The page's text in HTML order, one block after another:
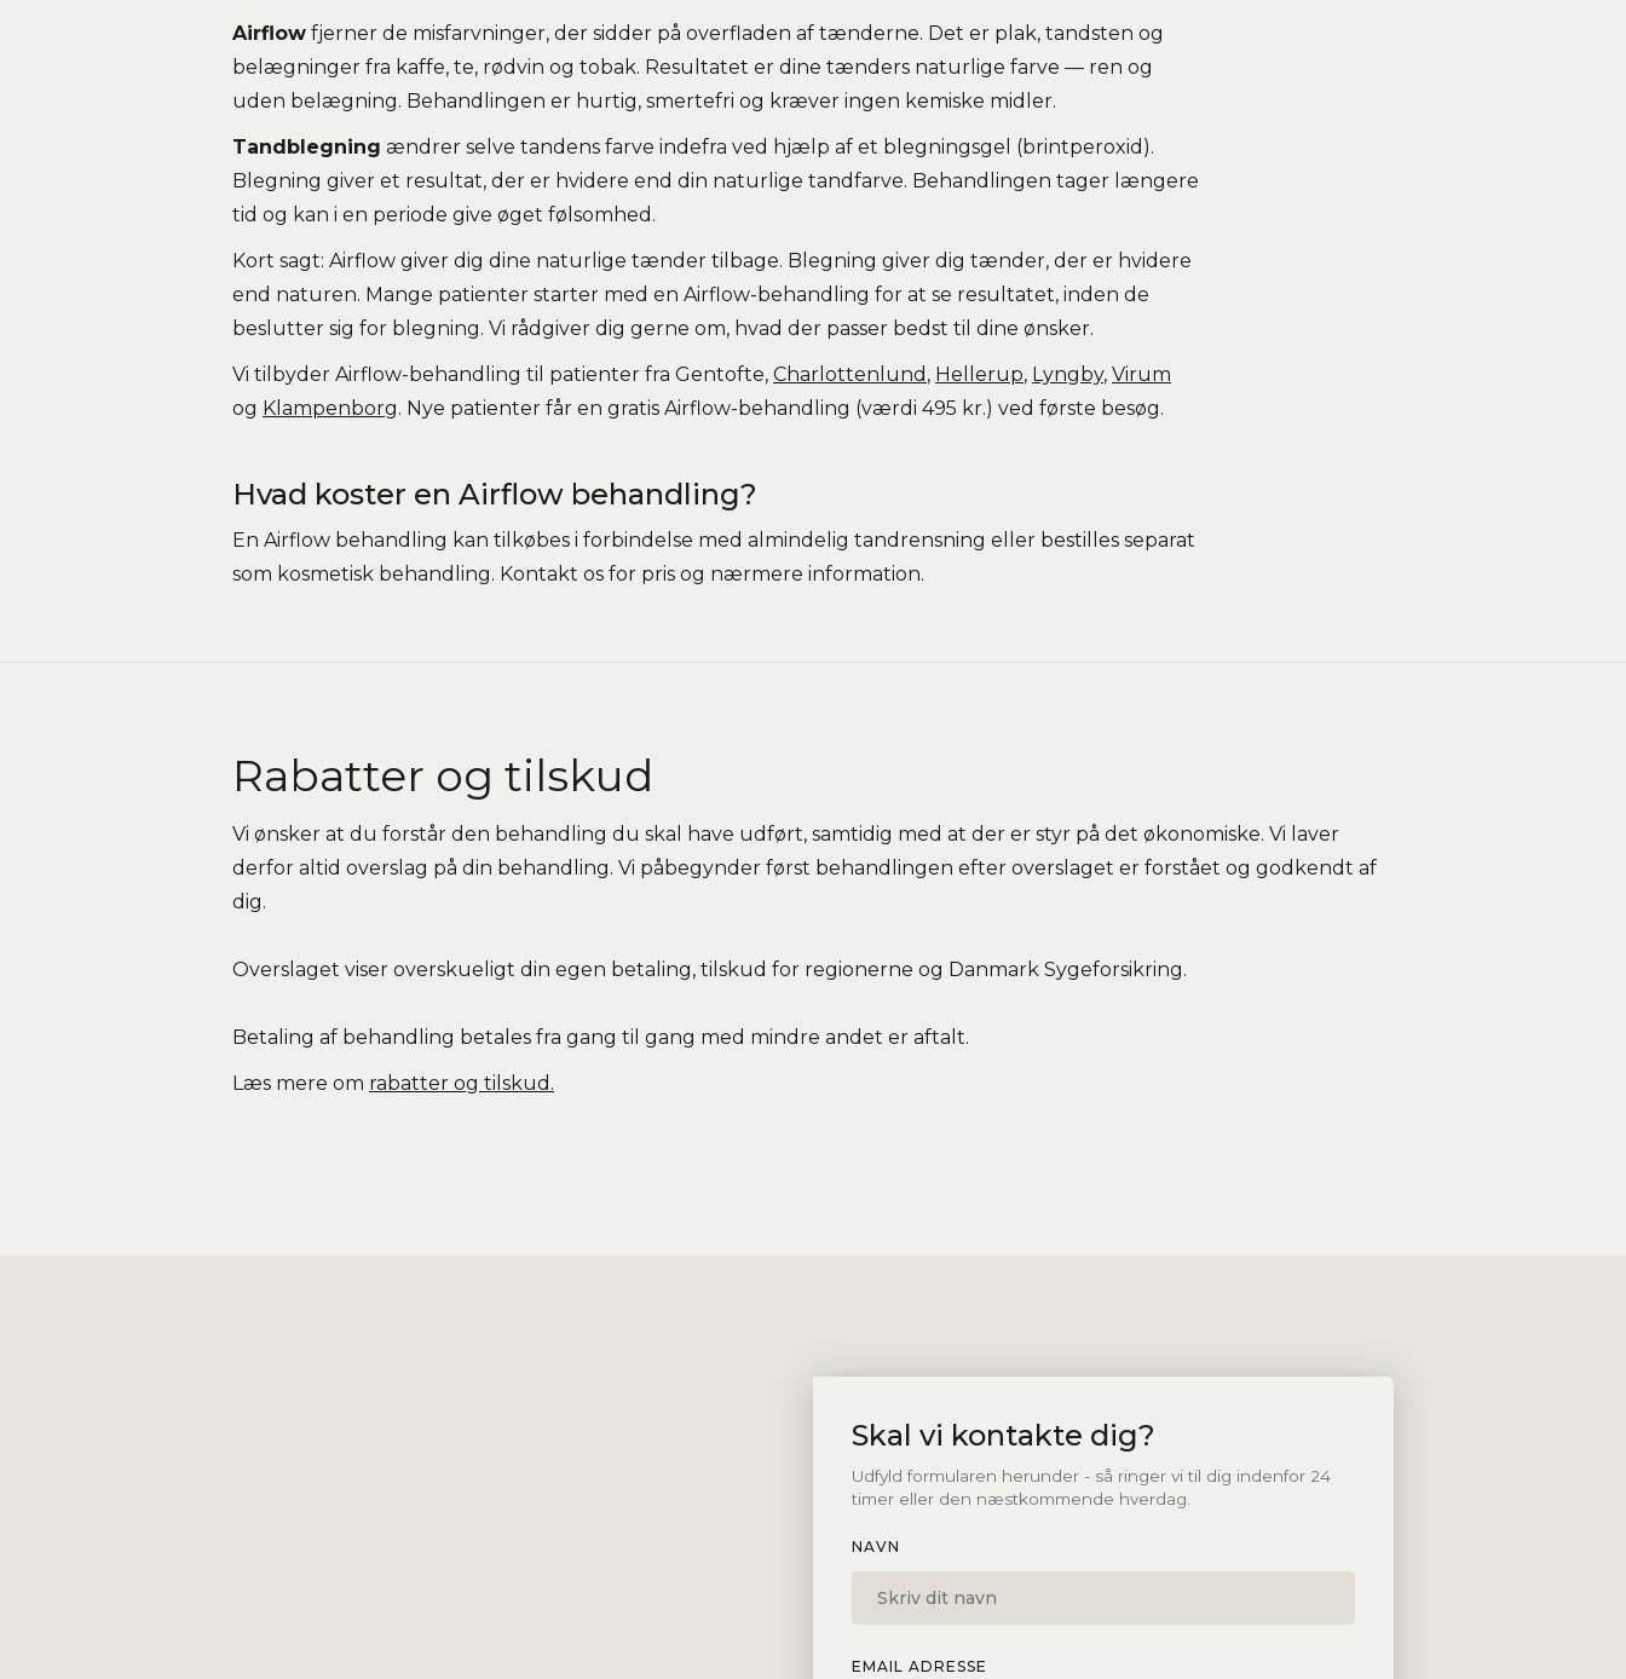
Airflow fjerner de misfarvninger, der sidder på overfladen af tænderne. Det er plak, tandsten og
belægninger fra kaffe, te, rødvin og tobak. Resultatet er dine tænders naturlige farve — ren og
uden belægning. Behandlingen er hurtig, smertefri og kræver ingen kemiske midler.
Tandblegning ændrer selve tandens farve indefra ved hjælp af et blegningsgel (brintperoxid).
Blegning giver et resultat, der er hvidere end din naturlige tandfarve. Behandlingen tager længere
tid og kan i en periode give øget følsomhed.
Kort sagt: Airflow giver dig dine naturlige tænder tilbage. Blegning giver dig tænder, der er hvidere
end naturen. Mange patienter starter med en Airflow-behandling for at se resultatet, inden de
beslutter sig for blegning. Vi rådgiver dig gerne om, hvad der passer bedst til dine ønsker.
Vi tilbyder Airflow-behandling til patienter fra Gentofte, Charlottenlund , Hellerup, Lyngby, Virum
og Klampenborg. Nye patienter får en gratis Airflow-behandling (værdi 495 kr.) ved første besøg.
Hvad koster en Airflow behandling?
En Airflow behandling kan tilkøbes i forbindelse med almindelig tandrensning eller bestilles separat
som kosmetisk behandling. Kontakt os for pris og nærmere information.
Rabatter og tilskud
Vi ønsker at du forstår den behandling du skal have udført, samtidig med at der er styr på det økonomiske. Vi laver
derfor altid overslag på din behandling. Vi påbegynder først behandlingen efter overslaget er forstået og godkendt af
dig.
Overslaget viser overskueligt din egen betaling, tilskud for regionerne og Danmark Sygeforsikring.
Betaling af behandling betales fra gang til gang med mindre andet er aftalt.
Læs mere om rabatter og tilskud.
Skal vi kontakte dig?
Udfyld formularen herunder - så ringer vi til dig indenfor 24
timer eller den næstkommende hverdag.
NAVN
EMAIL ADRESSE